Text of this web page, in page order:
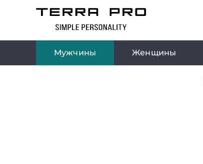
Мужчины Женщины